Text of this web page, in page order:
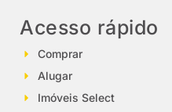
Acesso rápido
Comprar
Alugar
Imóveis Select